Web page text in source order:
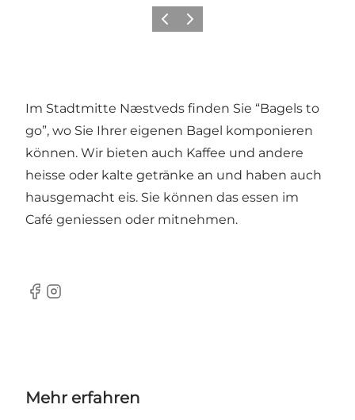
ZurückWeiter
Im Stadtmitte Næstveds finden Sie “Bagels to
go”, wo Sie Ihrer eigenen Bagel komponieren
können. Wir bieten auch Kaffee und andere
heisse oder kalte getränke an und haben auch
hausgemacht eis. Sie können das essen im
Café geniessen oder mitnehmen.
Facebook
Instagram
Mehr erfahren